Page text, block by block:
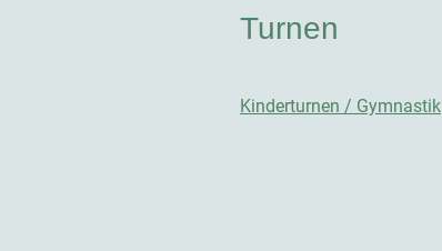
Turnen
Kinderturnen / Gymnastik